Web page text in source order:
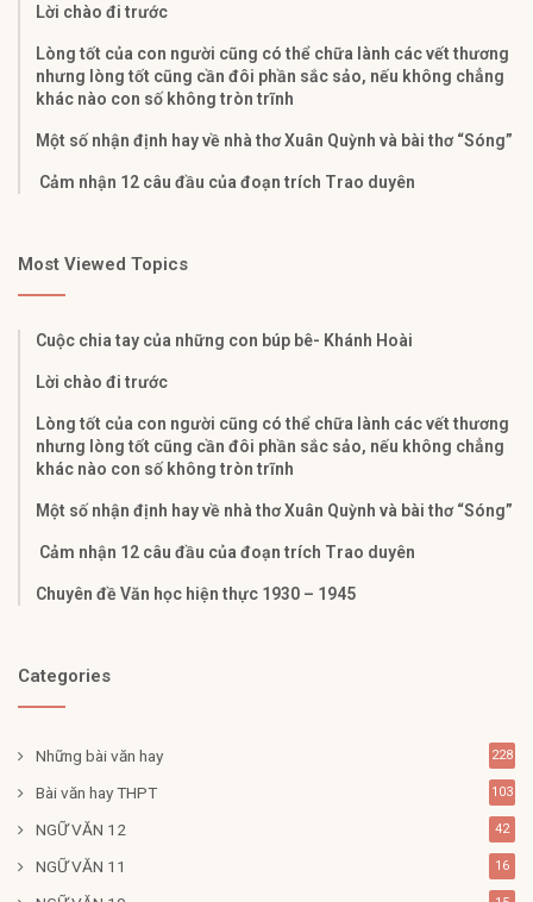
Lời chào đi trước
Lòng tốt của con người cũng có thể chữa lành các vết thương
nhưng lòng tốt cũng cần đôi phần sắc sảo, nếu không chẳng
khác nào con số không tròn trĩnh
Một số nhận định hay về nhà thơ Xuân Quỳnh và bài thơ “Sóng”
Cảm nhận 12 câu đầu của đoạn trích Trao duyên
Most Viewed Topics
Cuộc chia tay của những con búp bê- Khánh Hoài
Lời chào đi trước
Lòng tốt của con người cũng có thể chữa lành các vết thương
nhưng lòng tốt cũng cần đôi phần sắc sảo, nếu không chẳng
khác nào con số không tròn trĩnh
Một số nhận định hay về nhà thơ Xuân Quỳnh và bài thơ “Sóng”
Cảm nhận 12 câu đầu của đoạn trích Trao duyên
Chuyên đề Văn học hiện thực 1930 – 1945
Categories
Những bài văn hay 228
Bài văn hay THPT 103
NGỮ VĂN 12 42
NGỮ VĂN 11 16